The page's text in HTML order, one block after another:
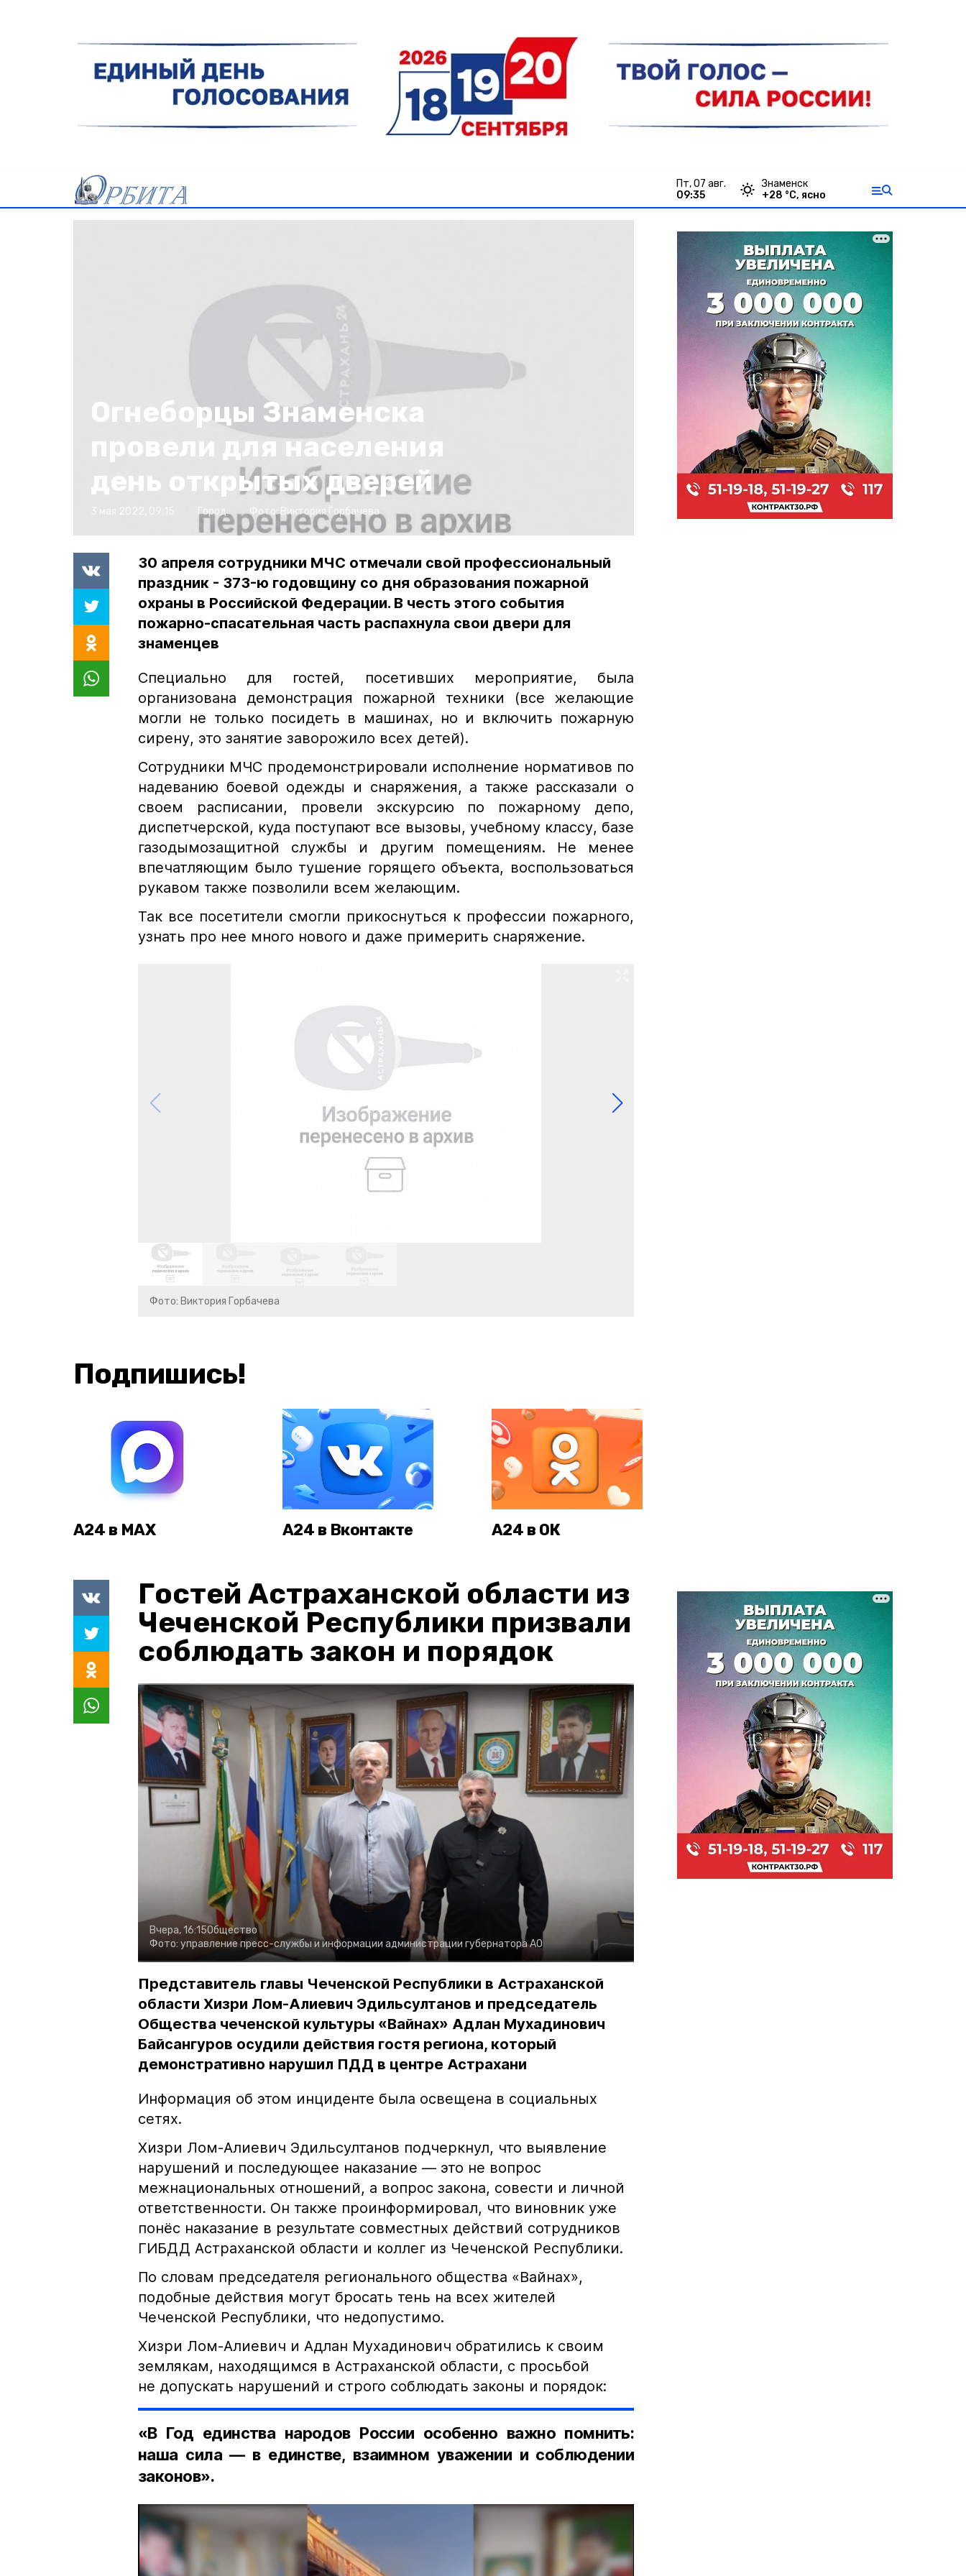
пт, 07 авг.
09:35
Знаменск
+28 °С, ясно
Огнеборцы Знаменска
провели для населения
день открытых дверей
Город Фото: Виктория Горбачева
30 апреля сотрудники МЧС отмечали свой профессиональный
праздник - 373-ю годовщину со дня образования пожарной
охраны в Российской Федерации. В честь этого события
пожарно-спасательная часть распахнула свои двери для
знаменцев
Специально для гостей, посетивших мероприятие, была
организована демонстрация пожарной техники (все желающие
могли не только посидеть в машинах, но и включить пожарную
сирену, это занятие заворожило всех детей).
Сотрудники МЧС продемонстрировали исполнение нормативов по
надеванию боевой одежды и снаряжения, а также рассказали о
своем расписании, провели экскурсию по пожарному депо,
диспетчерской, куда поступают все вызовы, учебному классу, базе
газодымозащитной службы и другим помещениям. Не менее
впечатляющим было тушение горящего объекта, воспользоваться
рукавом также позволили всем желающим.
Так все посетители смогли прикоснуться к профессии пожарного,
узнать про нее много нового и даже примерить снаряжение.
Фото: Виктория Горбачева
Подпишись!
А24 в MAX А24 в Вконтакте А24 в ОК
Гостей Астраханской области из
Чеченской Республики призвали
соблюдать закон и порядок
Вчера, 16:15Общество
Фото: управление пресс-службы и информации администрации губернатора АО
Представитель главы Чеченской Республики в Астраханской
области Хизри Лом-Алиевич Эдильсултанов и председатель
Общества чеченской культуры «Вайнах» Адлан Мухадинович
Байсангуров осудили действия гостя региона, который
демонстративно нарушил ПДД в центре Астрахани
Информация об этом инциденте была освещена в социальных
сетях.
Хизри Лом-Алиевич Эдильсултанов подчеркнул, что выявление
нарушений и последующее наказание — это не вопрос
межнациональных отношений, а вопрос закона, совести и личной
ответственности. Он также проинформировал, что виновник уже
понёс наказание в результате совместных действий сотрудников
ГИБДД Астраханской области и коллег из Чеченской Республики.
По словам председателя регионального общества «Вайнах»,
подобные действия могут бросать тень на всех жителей
Чеченской Республики, что недопустимо.
Хизри Лом-Алиевич и Адлан Мухадинович обратились к своим
землякам, находящимся в Астраханской области, с просьбой
не допускать нарушений и строго соблюдать законы и порядок:
«В Год единства народов России особенно важно помнить:
наша сила — в единстве, взаимном уважении и соблюдении
законов».